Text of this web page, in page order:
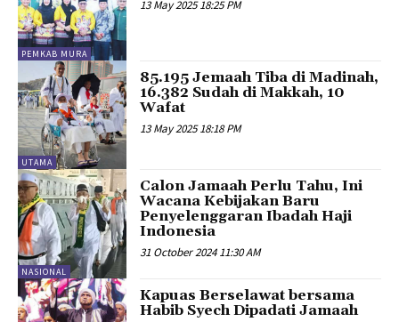
PEMKAB MURA
13 May 2025 18:25 PM
UTAMA
85.195 Jemaah Tiba di Madinah,
16.382 Sudah di Makkah, 10
Wafat
13 May 2025 18:18 PM
NASIONAL
Calon Jamaah Perlu Tahu, Ini
Wacana Kebijakan Baru
Penyelenggaran Ibadah Haji
Indonesia
31 October 2024 11:30 AM
Kapuas Berselawat bersama
Habib Syech Dipadati Jamaah